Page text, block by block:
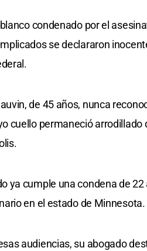
condenado por el
se declararon
de 45 años, nunca
cuello permaneció
ya cumple una condena de
en el estado de Minnesota.
audiencias, su abogado